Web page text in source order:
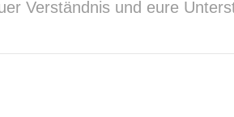
Verständnis und eure